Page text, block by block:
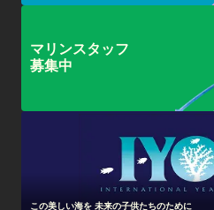
マリンスタッフ
募集中
この美しい海を 未来の子供たちのために